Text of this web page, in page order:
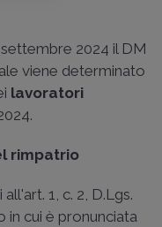
2024 il DM
viene determinato
lavoratori
rimpatrio
all'art. 1, c. 2, D.Lgs.
in cui è pronunciata